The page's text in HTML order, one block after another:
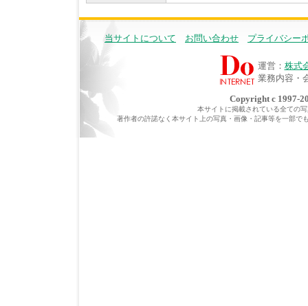
当サイトについて お問い合わせ プライバシー
運営： 株式
業務内容・
Copyright c 1997-
本サイトに掲載されている全ての
著作者の許諾なく本サイト上の写真・画像・記事等を一部で